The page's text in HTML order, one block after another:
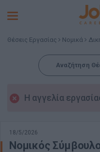
Toggle
Θέσεις Εργασίας Νομικά
Αναζήτηση
Η αγγελία
18/5/2026
Νομικός